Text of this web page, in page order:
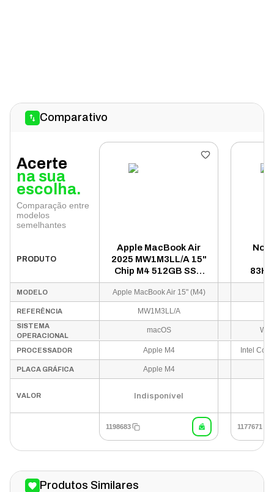
Comparativo
Acerte
na sua
escolha.
Comparação entre
modelos
semelhantes
PRODUTO
Apple MacBook Air
2025 MW1M3LL/A 15"
Chip M4 512GB SSD
16GB RAM - Meia
Noite
Core
MODELO Apple MacBook Air 15" (M4)
REFERÊNCIA MW1M3LL/A
SISTEMA
OPERACIONAL
macOS
PROCESSADOR Apple M4
PLACA GRÁFICA Apple M4
VALOR Indisponível
1198683 1177671
Produtos Similares